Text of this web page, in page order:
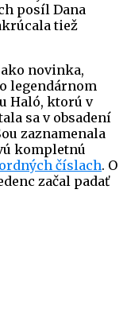
posíl Dana
tiež
novinka,
legendárnom
Haló, ktorú v
sa v obsadení
zaznamenala
kompletnú
číslach. O
začal padať